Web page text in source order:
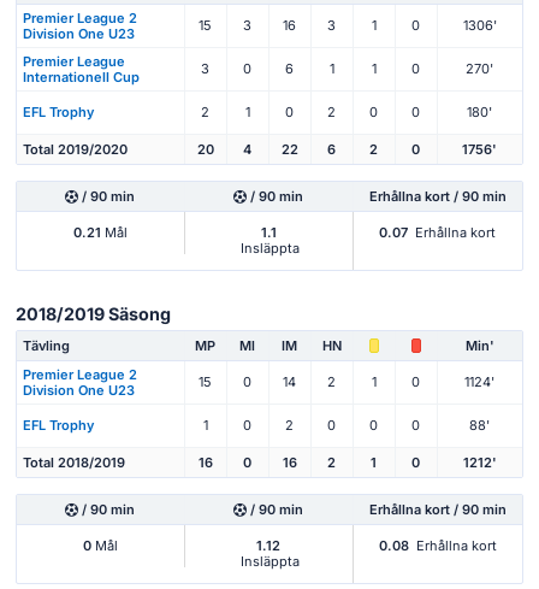
Premier League 2
Division One U23
15 3 16 3 1 0 1306'
Premier League
Internationell Cup
3 0 6 1 1 0 270'
EFL Trophy 2 1 0 2 0 0 180'
Total 2019/2020 20 4 22 6 2 0 1756'
/ 90 min / 90 min Erhållna kort / 90 min
0.21 Mål
1.1
Insläppta
0.07 Erhållna kort
2018/2019 Säsong
Tävling MP Ml IM HN
Min'
Premier League 2
Division One U23
15 0 14 2 1 0 1124'
EFL Trophy 1 0 2 0 0 0 88'
Total 2018/2019 16 0 16 2 1 0 1212'
/ 90 min / 90 min Erhållna kort / 90 min
0Mål
1.12
Insläppta
0.08 Erhållna kort